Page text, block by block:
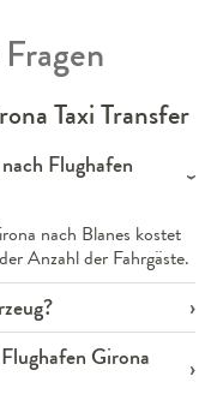
Taxi Transfer
Flughafen
nach Blanes kostet
Anzahl der Fahrgäste.
Girona